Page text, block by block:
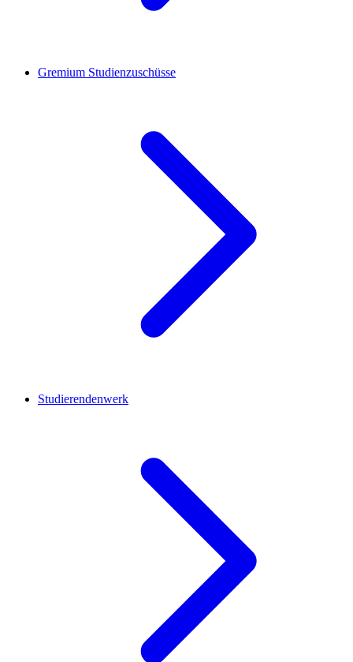
Gremium Studienzuschüsse
Studierendenwerk